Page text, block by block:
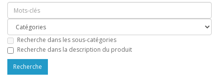
Recherche dans les sous-catégories
Recherche dans la description du produit